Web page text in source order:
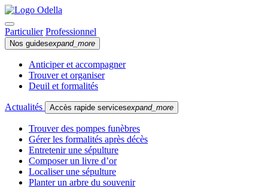
Particulier Professionnel
Nos guidesexpand_more
Anticiper et accompagner
Trouver et organiser
Deuil et formalités
Actualités Accès rapide servicesexpand_more
Trouver des pompes funèbres
Gérer les formalités après décès
Entretenir une sépulture
Composer un livre d’or
Localiser une sépulture
Planter un arbre du souvenir